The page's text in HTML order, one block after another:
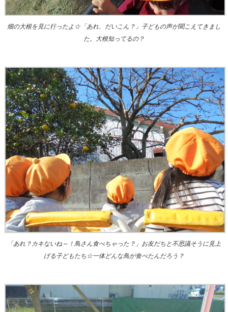
畑の大根を見に行ったよ☆「あれ、だいこん？」子どもの声が聞こえてきまし
た。大根知ってるの？
「あれ？カキないね～！鳥さん食べちゃった？」お友だちと不思議そうに見上
げる子どもたち☆一体どんな鳥が食べたんだろう？